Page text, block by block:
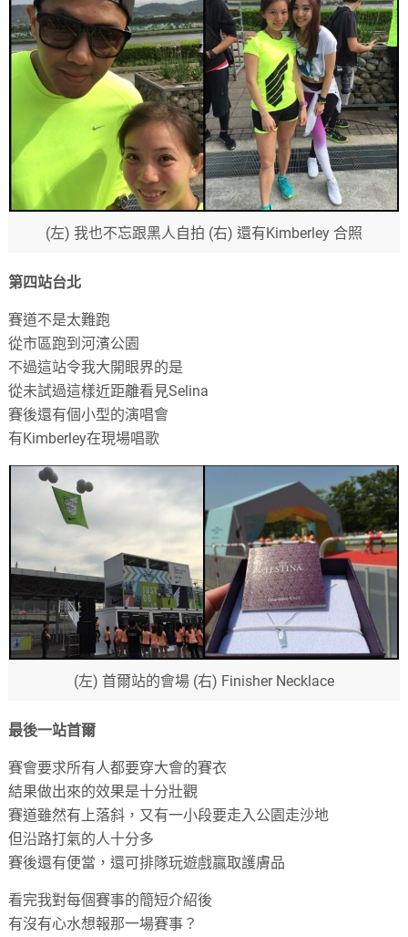
(左) 我也不忘跟黑人自拍 (右) 還有Kimberley 合照
第四站台北
賽道不是太難跑
從市區跑到河濱公園
不過這站令我大開眼界的是
從未試過這樣近距離看見Selina
賽後還有個小型的演唱會
有Kimberley在現場唱歌
(左) 首爾站的會場 (右) Finisher Necklace
最後一站首爾
賽會要求所有人都要穿大會的賽衣
結果做出來的效果是十分壯觀
賽道雖然有上落斜，又有一小段要走入公園走沙地
但沿路打氣的人十分多
賽後還有便當，還可排隊玩遊戲贏取護膚品
看完我對每個賽事的簡短介紹後
有沒有心水想報那一場賽事？